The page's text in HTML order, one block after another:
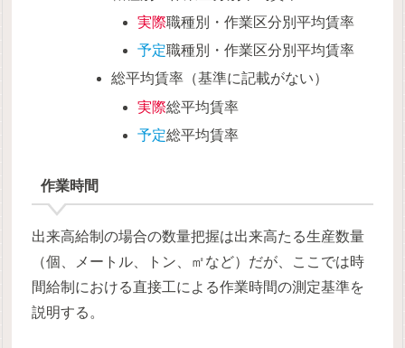
実際職種別・作業区分別平均賃率
予定職種別・作業区分別平均賃率
総平均賃率（基準に記載がない）
実際総平均賃率
予定総平均賃率
作業時間
出来高給制の場合の数量把握は出来高たる生産数量
（個、メートル、トン、㎡など）だが、ここでは時
間給制における直接工による作業時間の測定基準を
説明する。